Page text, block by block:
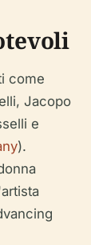
come
Jacopo
e
).